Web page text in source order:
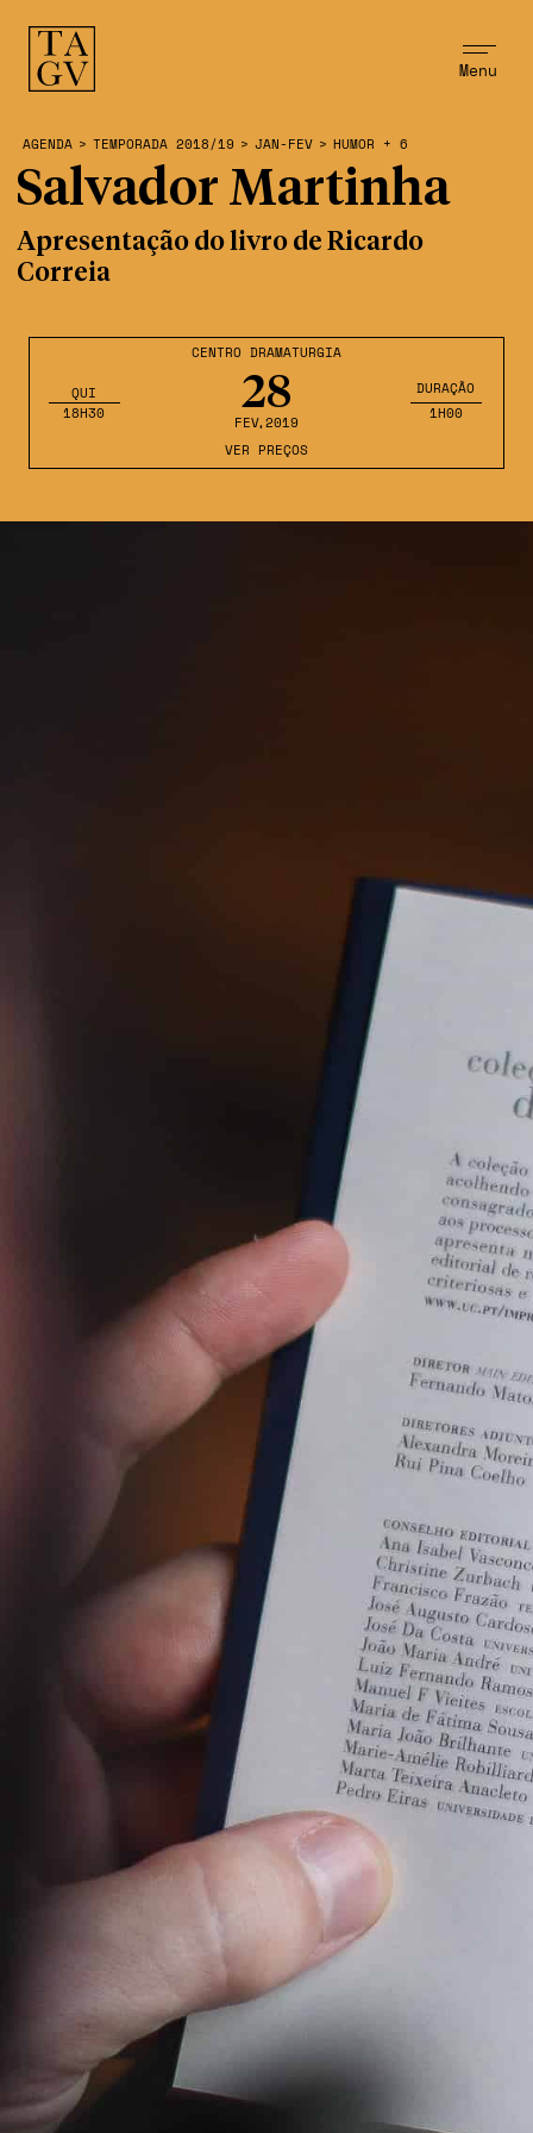
Menu
CENTRO DRAMATURGIA
28
FEV,2019
QUI
18H30
DURAÇÃO
1H00
VER PREÇOS
AGENDA > TEMPORADA 2018/19 > JAN-FEV > HUMOR + 6
Salvador Martinha
Apresentação do livro de Ricardo
Correia